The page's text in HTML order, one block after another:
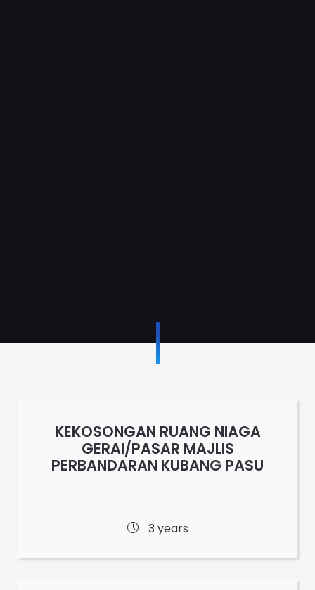
KEKOSONGAN RUANG NIAGA
GERAI/PASAR MAJLIS
PERBANDARAN KUBANG PASU
3 years